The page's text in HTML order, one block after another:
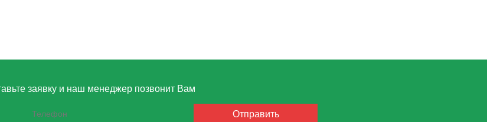
заявку и наш менеджер позвонит Вам